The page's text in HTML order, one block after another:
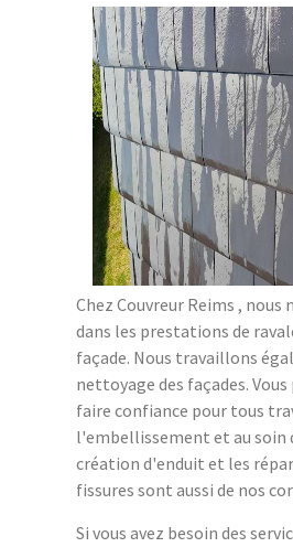
Chez Couvreur Reims , nous
dans les prestations de
façade. Nous travaillons
nettoyage des façades. Vous
faire confiance pour tous
l'embellissement et au soin
création d'enduit et les
fissures sont aussi de nos
Si vous avez besoin des